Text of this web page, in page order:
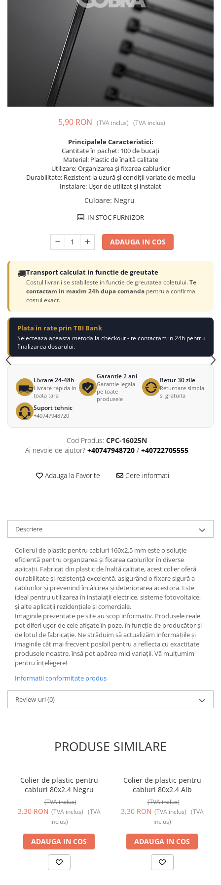
Prize și fișe industriale
Suporturi de fixare
Variator de tensiune
Întrerupătoare
5,90 RON (TVA inclus) (TVA inclus)
Principalele Caracteristici:
Cantitate în pachet: 100 de bucați
Material: Plastic de înaltă calitate
Utilizare: Organizarea și fixarea cablurilor
Durabilitate: Rezistent la uzură și condiții variate de mediu
Instalare: Ușor de utilizat și instalat
Culoare: Negru
IN STOC FURNIZOR
ADAUGA IN COS
🚚Transport calculat in functie de greutate
Costul livrarii se stabileste in functie de greutatea coletului.Te
contactam in maxim 24h dupa comanda pentru a confirma
costul exact.
Plata in rate prin TBI Bank
Selecteaza aceasta metoda la checkout - te contactam in 24h pentru
finalizarea dosarului.
Livrare 24-48h
Livrare rapida in
toata tara
Garantie 2 ani
Garantie legala
pe toate
produsele
Retur 30 zile
Returnare simpla
si gratuita
Suport tehnic
+40747948720
Cod Produs: CPC-16025N
Ai nevoie de ajutor? +40747948720 / +40722705555
Adauga la Favorite Cere informatii
Descriere
Colierul de plastic pentru cabluri 160x2.5 mm este o soluție
eficientă pentru organizarea și fixarea cablurilor în diverse
aplicații. Fabricat din plastic de înaltă calitate, acest colier oferă
durabilitate și rezistență excelentă, asigurând o fixare sigură a
cablurilor și prevenind încâlcirea și deteriorarea acestora. Este
ideal pentru utilizarea în instalații electrice, sisteme fotovoltaice,
și alte aplicații rezidențiale și comerciale.
Imaginile prezentate pe site au scop informativ. Produsele reale
pot diferi ușor de cele afișate în poze, în funcție de producător și
de lotul de fabricație. Ne străduim să actualizăm informațiile și
imaginile cât mai frecvent posibil pentru a reflecta cu exactitate
produsele noastre, însă pot apărea mici variații. Vă mulțumim
pentru înțelegere!
Informatii conformitate produs
Review-uri(0)
PRODUSE SIMILARE
Colier de plastic pentru
cabluri 80x2.4 Negru
(TVA inclus)
3,30 RON (TVA inclus) (TVA
inclus)
ADAUGA IN COS
Colier de plastic pentru
cabluri 80x2.4 Alb
(TVA inclus)
3,30 RON (TVA inclus) (TVA
inclus)
ADAUGA IN COS